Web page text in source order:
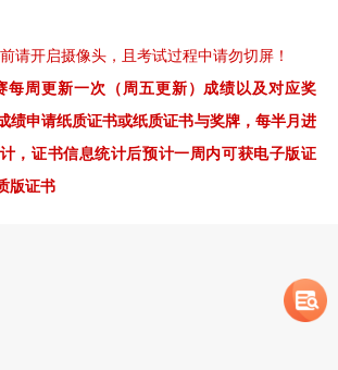
请开启摄像头，且考试过程中请勿切屏！
每周更新一次（周五更新）成绩以及对应奖
绩申请纸质证书或纸质证书与奖牌，每半月进
，证书信息统计后预计一周内可获电子版证
版证书